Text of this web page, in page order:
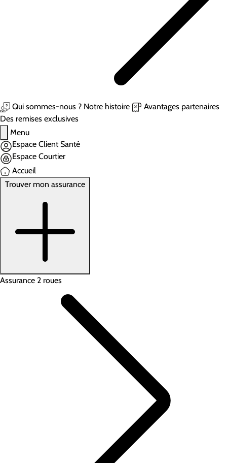
Qui sommes-nous ? Notre histoire
Avantages partenaires
Des remises exclusives
Menu
Espace Client Santé
Espace Courtier
Accueil
Trouver mon assurance
Assurance 2 roues